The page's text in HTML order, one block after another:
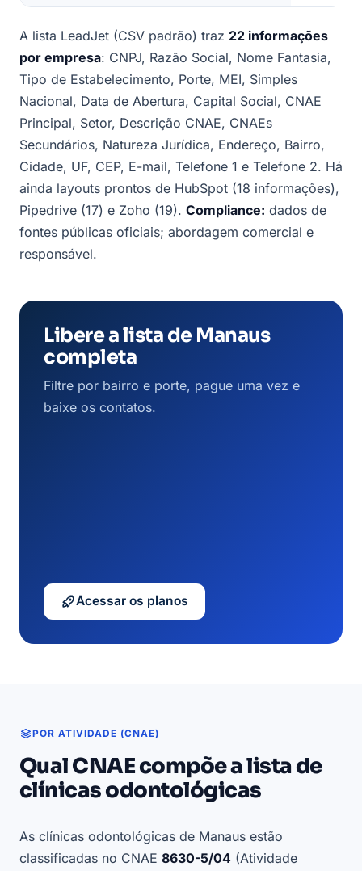
A lista LeadJet (CSV padrão) traz 22 informações
por empresa: CNPJ, Razão Social, Nome Fantasia,
Tipo de Estabelecimento, Porte, MEI, Simples
Nacional, Data de Abertura, Capital Social, CNAE
Principal, Setor, Descrição CNAE, CNAEs
Secundários, Natureza Jurídica, Endereço, Bairro,
Cidade, UF, CEP, E-mail, Telefone 1 e Telefone 2. Há
ainda layouts prontos de HubSpot (18 informações),
Pipedrive (17) e Zoho (19). Compliance: dados de
fontes públicas oficiais; abordagem comercial e
responsável.
Libere a lista de Manaus
completa
Filtre por bairro e porte, pague uma vez e
baixe os contatos.
Acessar os planos
POR ATIVIDADE (CNAE)
Qual CNAE compõe a lista de
clínicas odontológicas
As clínicas odontológicas de Manaus estão
classificadas no CNAE 8630-5/04 (Atividade